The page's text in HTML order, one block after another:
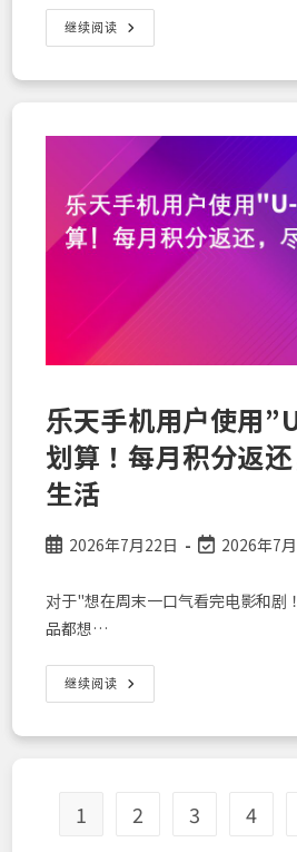
继续阅读 【夏
季
行
指
乐
移
动
×
乐
天
旅
「几
乎
的
行」！
面
向
在
日
积
分
大
化
乐天手机用户使用
划算！每月积分返
生活
Post2026年7月22日
Post
modified:
2026年7
对于"想在周末一口气看完电影和剧
品都想…
继续阅读 乐
天
用
U-
NEXT”
1 2 3 4